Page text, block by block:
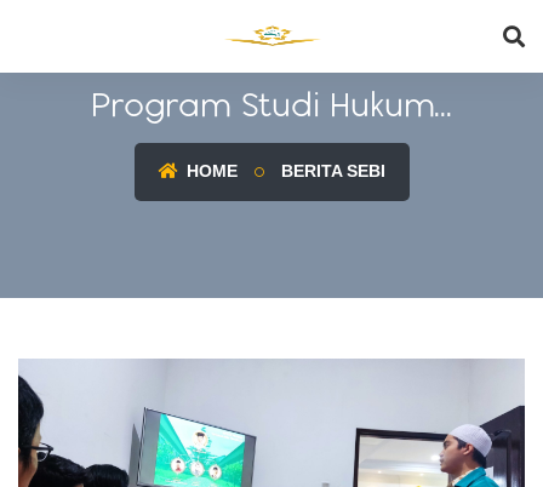
Program Studi Hukum...
HOME BERITA SEBI